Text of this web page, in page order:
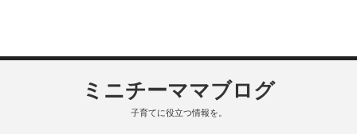
ミニチーママブログ
子育てに役立つ情報を。